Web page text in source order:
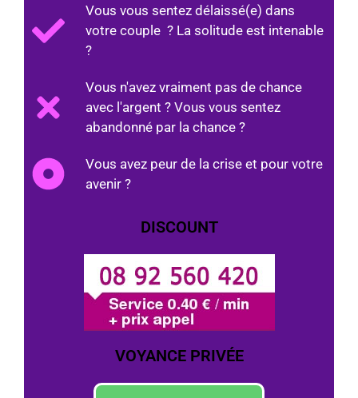
Vous vous sentez délaissé(e) dans
votre couple ? La solitude est intenable
?
Vous n'avez vraiment pas de chance
avec l'argent ? Vous vous sentez
abandonné par la chance ?
Vous avez peur de la crise et pour votre
avenir ?
DISCOUNT
VOYANCE PRIVÉE